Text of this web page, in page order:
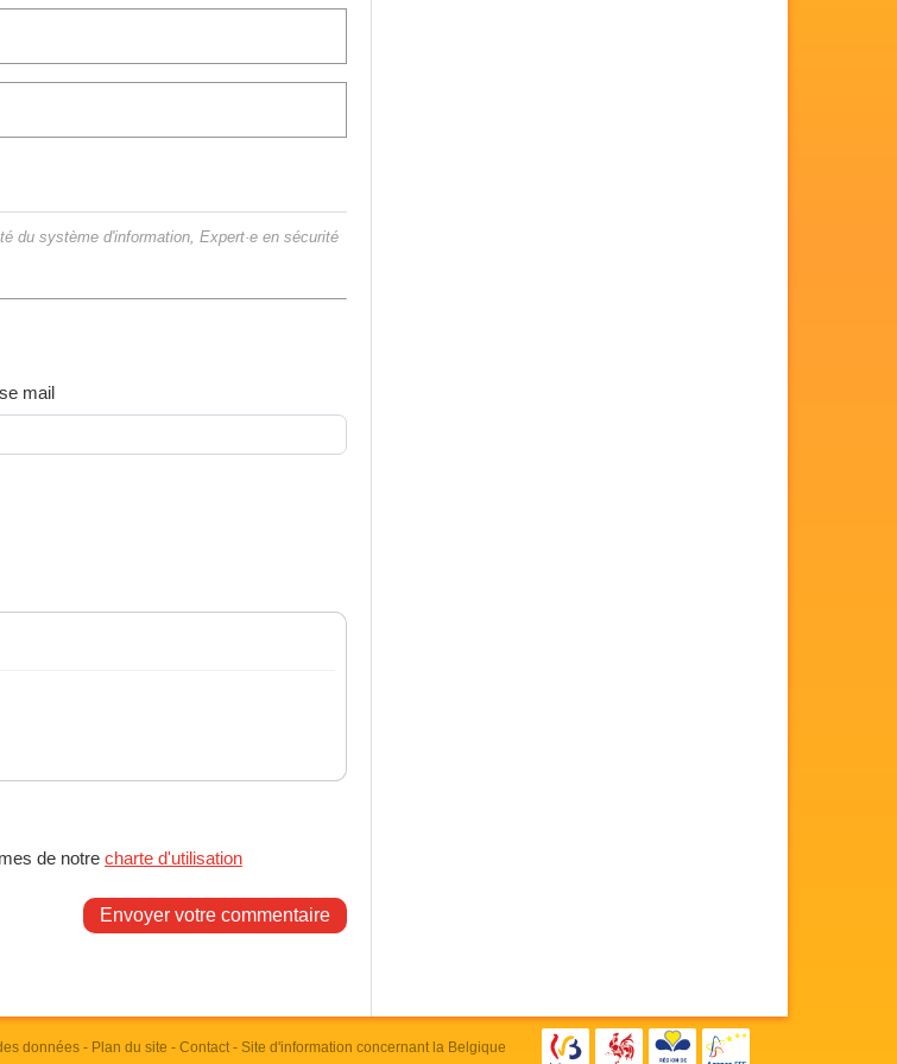
du système d'information, Expert·e en sécurité
mail
de notre charte d'utilisation
Envoyer votre commentaire
données - Plan du site - Contact - Site d'information concernant la Belgique